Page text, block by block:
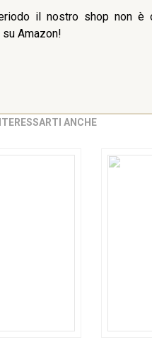
il nostro shop non è
Amazon!
ANCHE